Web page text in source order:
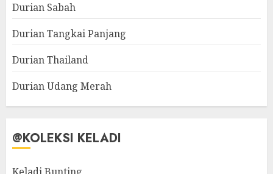
Durian Sabah
Durian Tangkai Panjang
Durian Thailand
Durian Udang Merah
@KOLEKSI KELADI